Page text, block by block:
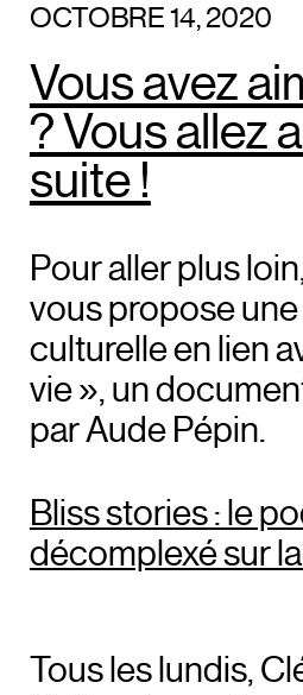
OCTOBRE 14, 2020
Vous avez
? Vous allez
suite !
Pour aller plus
vous propose
culturelle en lien
vie », un
par Aude Pépin.
Bliss stories : le
décomplexé sur
Tous les lundis,